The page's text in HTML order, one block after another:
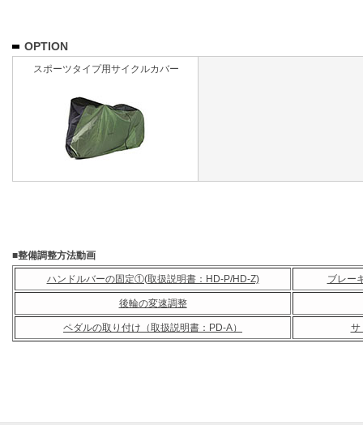
OPTION
スポーツタイプ用サイクルカバー
■整備調整方法動画
ハンドルバーの固定①(取扱説明書：HD-P/HD-Z) ブレー
後輪の変速調整
ペダルの取り付け（取扱説明書：PD-A） サ